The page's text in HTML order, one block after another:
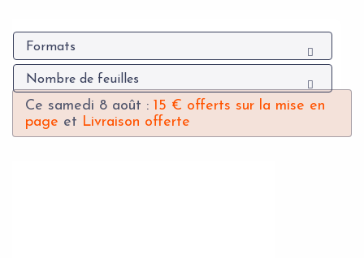
Formats
Nombre de feuilles
Ce samedi 8 août : 15 € offerts sur la mise en
page et Livraison offerte